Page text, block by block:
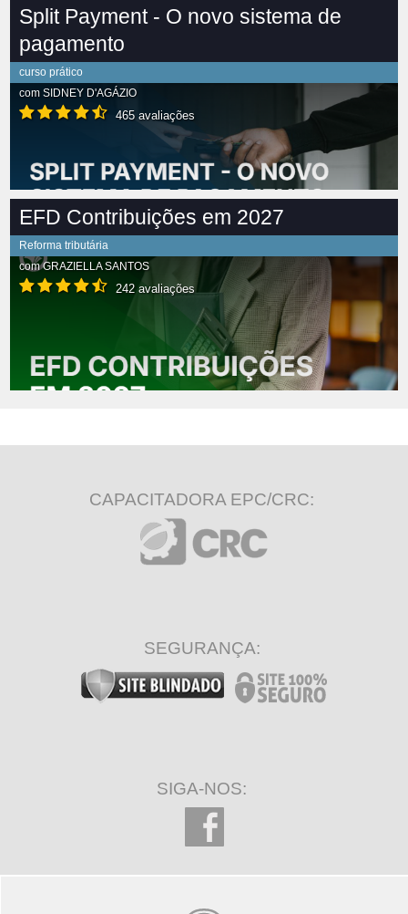
Split Payment - O novo sistema de
pagamento
curso prático
com SIDNEY D'AGÁZIO
465 avaliações
EFD Contribuições em 2027
Reforma tributária
comGRAZIELLA SANTOS
242 avaliações
CAPACITADORA EPC/CRC:
SEGURANÇA:
SIGA-NOS: